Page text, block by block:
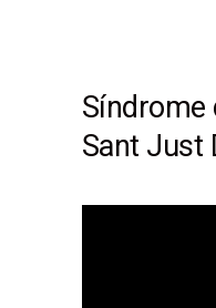
Síndrome
Sant Just